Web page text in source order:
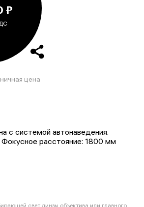
₽
цена
с системой автонаведения.
расстояние: 1800 мм
свет линзы объектива или главного